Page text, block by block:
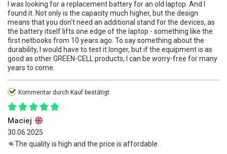
I was looking for a replacement battery for an old laptop. And I
found it. Not only is the capacity much higher, but the design
means that you don't need an additional stand for the devices, as
the battery itself lifts one edge of the laptop - something like the
first netbooks from 10 years ago. To say something about the
durability, I would have to test it longer, but if the equipment is as
good as other GREEN-CELL products, I can be worry-free for many
years to come.
Kommentar durch Kauf bestätigt
Maciej
30.06.2025
👊The quality is high and the price is affordable.